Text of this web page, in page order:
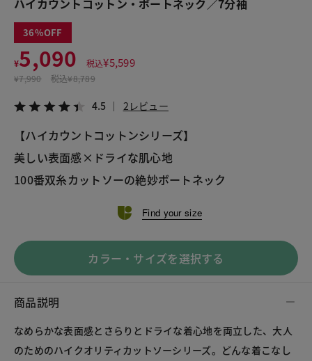
ハイカウントコットン・ボートネック／7分袖
36
¥5,090 税込¥5,599
¥7,990 税込¥8,789
4.5 2レビュー
【ハイカウントコットンシリーズ】
美しい表面感×ドライな肌心地
100番双糸カットソーの絶妙ボートネック
Find your size
カラー・サイズを選択する
商品説明
なめらかな表面感とさらりとドライな着心地を両立した、大人
のためのハイクオリティカットソーシリーズ。どんな着こなし
この商品をシェアする
¥5,090 税込¥5,599
LINE X